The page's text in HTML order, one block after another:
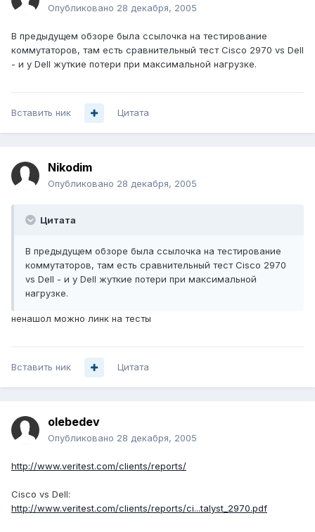
Опубликовано 28 декабря, 2005
В предыдущем обзоре была ссылочка на тестирование
коммутаторов, там есть сравнительный тест Cisco 2970 vs Dell
- и у Dell жуткие потери при максимальной нагрузке.
Вставить ник Цитата
Nikodim
Опубликовано 28 декабря, 2005
Цитата
В предыдущем обзоре была ссылочка на тестирование
коммутаторов, там есть сравнительный тест Cisco 2970
vs Dell - и у Dell жуткие потери при максимальной
нагрузке.
ненашол можно линк на тесты
Вставить ник Цитата
olebedev
Опубликовано 28 декабря, 2005
http://www.veritest.com/clients/reports/
Cisco vs Dell:
http://www.veritest.com/clients/reports/ci...talyst_2970.pdf